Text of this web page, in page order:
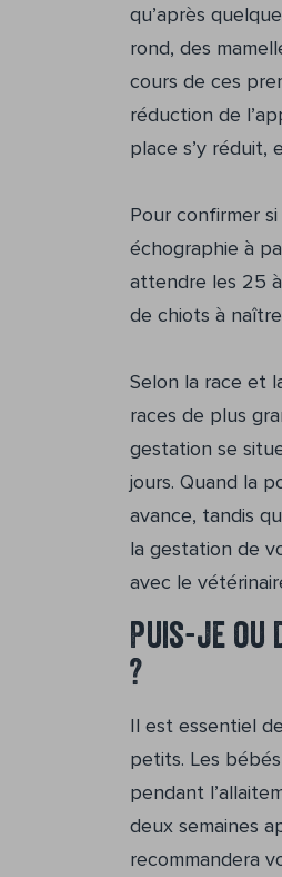
qu’après
rond, des
cours de ces
réduction de
place s’y réduit,
Pour confirmer
échographie à
attendre les 25
de chiots à
Selon la race et
races de plus
gestation se
jours. Quand la
avance, tandis
la gestation de
avec le
Puis-je ou
?
Il est essentiel
petits. Les
pendant
deux semaines
recommandera